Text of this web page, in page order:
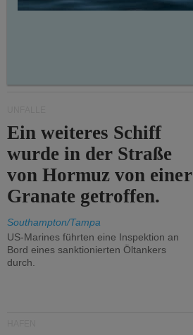
Ein weiteres Schiff
wurde in der Straße
von Hormuz von einer
Granate getroffen.
Southampton/Tampa
US-Marines führten eine Inspektion an
Bord eines sanktionierten Öltankers
durch.